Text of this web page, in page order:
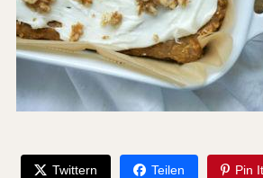
Twittern Teilen Pin It